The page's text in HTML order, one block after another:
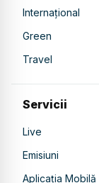
Internațional
Green
Travel
Servicii
Live
Emisiuni
Aplicația Mobilă